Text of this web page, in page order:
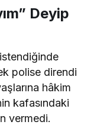
Deyip
polise direndi
hâkim
kafasındaki
vermedi.